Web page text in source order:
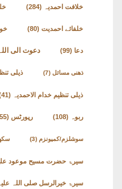
English
مِرقاتُ
خلافت احمدیہ(284) خلفاء
خلفائے احمدیت (80) خودنوشت(44)
دعوت الی اللہ(515)
ذھنی مسائل(7) ذیلی تنظیم
ذیلی تنظیم خدام الاحمدیہ(41)
رپورٹس
سوشلزم/کمیونزم (3) سکھ ازم
سیرۃ حضرت مسیح موعود علیہ السلام
سیرۃ خیرالرسل صلی اللہ علیہ وسلم(233)